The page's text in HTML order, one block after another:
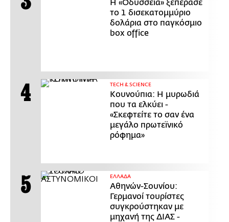
Η «Οδύσσεια» ξεπέρασε
το 1 δισεκατομμύριο
δολάρια στο παγκόσμιο
box office
ΤECH & SCIENCE
Κουνούπια: Η μυρωδιά
που τα ελκύει -
«Σκεφτείτε το σαν ένα
μεγάλο πρωτεϊνικό
ρόφημα»
ΕΛΛΑΔΑ
Αθηνών-Σουνίου:
Γερμανοί τουρίστες
συγκρούστηκαν με
μηχανή της ΔΙΑΣ -